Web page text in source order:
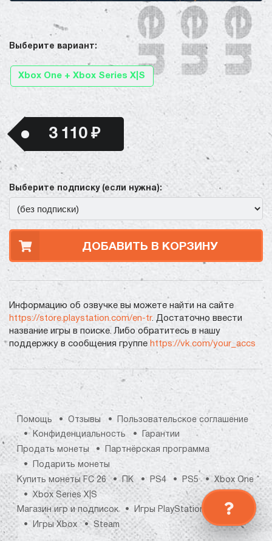
Выберите вариант:
Xbox One + Xbox Series X|S
3 110 ₽
Выберите подписку (если нужна):
ДОБАВИТЬ В КОРЗИНУ
Информацию об озвучке вы можете найти на сайте
https://store.playstation.com/en-tr. Достаточно ввести
название игры в поиске. Либо обратитесь в нашу
поддержку в сообщения группе https://vk.com/your_accs
Помощь Отзывы
Пользовательское соглашение
Конфиденциальность
Гарантии
Продать монеты
Партнёрская программа
Подарить монеты
Купить монеты FC 26
ПК PS4 PS5
Xbox One
Xbox Series X|S
Магазин игр и подписок
Игры PlayStation
Игры Xbox
Steam